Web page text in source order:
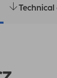
Technical